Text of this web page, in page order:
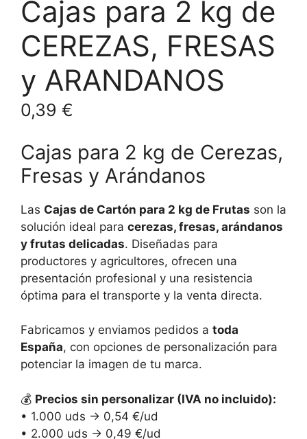
Cajas para 2 kg de
CEREZAS, FRESAS
y ARANDANOS
0,39 €
Cajas para 2 kg de Cerezas,
Fresas y Arándanos
Las Cajas de Cartón para 2 kg de Frutas son la
solución ideal para cerezas, fresas, arándanos
y frutas delicadas. Diseñadas para
productores y agricultores, ofrecen una
presentación profesional y una resistencia
óptima para el transporte y la venta directa.
Fabricamos y enviamos pedidos a toda
España, con opciones de personalización para
potenciar la imagen de tu marca.
💰 Precios sin personalizar (IVA no incluido):
• 1.000 uds → 0,54 €/ud
• 2.000 uds → 0,49 €/ud